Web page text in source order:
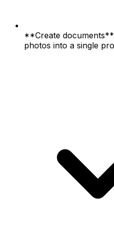
**Create
photos into a single